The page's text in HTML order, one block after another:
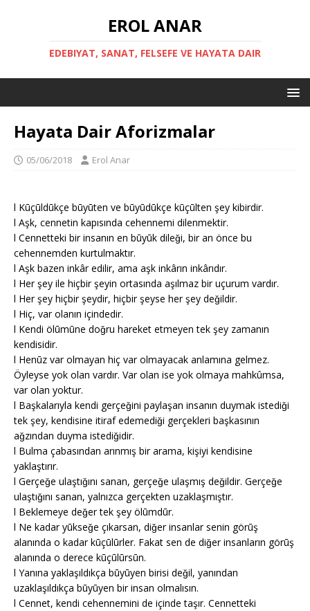
EROL ANAR
EDEBIYAT, SANAT, FELSEFE VE HAYATA DAIR
Hayata Dair Aforizmalar
05/06/2018 Erol Anar
l Kūçūldūkçe būyūten ve būyūdūkçe kūçūlten şey kibirdir.
l Aşk, cennetin kapısında cehennemi dilenmektir.
l Cennetteki bir insanın en būyūk dileǧi, bir an önce bu
cehennemden kurtulmaktır.
l Aşk bazen inkâr edilir, ama aşk inkârın inkârıdır.
l Her şey ile hiçbir şeyin ortasında aşılmaz bir uçurum vardır.
l Her şey hiçbir şeydir, hiçbir şeyse her şey deǧildir.
l Hiç, var olanın içindedir.
l Kendi ölūmūne doǧru hareket etmeyen tek şey zamanın
kendisidir.
l Henūz var olmayan hiç var olmayacak anlamına gelmez.
Öyleyse yok olan vardır. Var olan ise yok olmaya mahkûmsa,
var olan yoktur.
l Başkalarıyla kendi gerçeǧini paylaşan insanın duymak istediǧi
tek şey, kendisine itiraf edemediǧi gerçekleri başkasının
aǧzından duyma istediǧidir.
l Bulma çabasından arınmış bir arama, kişiyi kendisine
yaklaştırır.
l Gerçeǧe ulaştıǧını sanan, gerçeǧe ulaşmış deǧildir. Gerçeǧe
ulaştıǧını sanan, yalnızca gerçekten uzaklaşmıştır.
l Beklemeye deǧer tek şey ölūmdūr.
l Ne kadar yūkseǧe çıkarsan, diǧer insanlar senin görūş
alanında o kadar kūçūlūrler. Fakat sen de diǧer insanların görūş
alanında o derece kūçūlūrsūn.
l Yanına yaklaşıldıkça būyūyen birisi deǧil, yanından
uzaklaşıldıkça būyūyen bir insan olmalısın.
l Cennet, kendi cehennemini de içinde taşır. Cennetteki